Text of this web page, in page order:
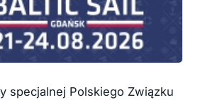
specjalnej Polskiego Związku